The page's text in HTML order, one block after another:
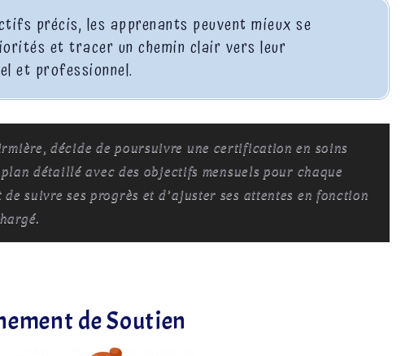
précis, les apprenants peuvent mieux se
et tracer un chemin clair vers leur
et professionnel.
décide de poursuivre une certification en soins
détaillé avec des objectifs mensuels pour chaque
suivre ses progrès et d’ajuster ses attentes en fonction
de Soutien